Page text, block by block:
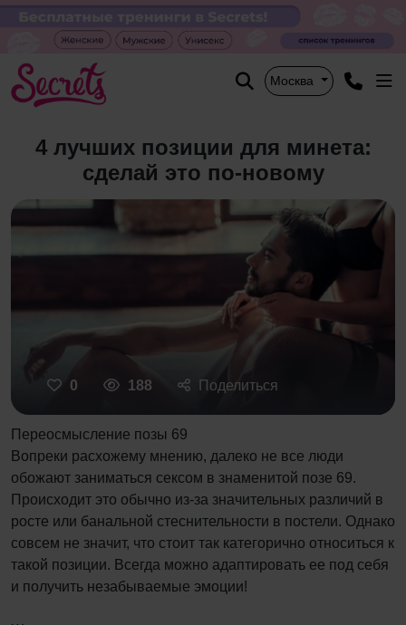
Москва
​4 лучших позиции для минета:
сделай это по-новому
0 188 Поделиться
Переосмысление позы 69
Вопреки расхожему мнению, далеко не все люди
обожают заниматься сексом в знаменитой позе 69.
Происходит это обычно из-за значительных различий в
росте или банальной стеснительности в постели. Однако
совсем не значит, что стоит так категорично относиться к
такой позиции. Всегда можно адаптировать ее под себя
и получить незабываемые эмоции!